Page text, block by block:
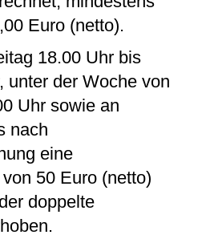
Euro (netto).
18.00 Uhr bis
unter der Woche von
Uhr sowie an
nach
eine
50 Euro (netto)
doppelte